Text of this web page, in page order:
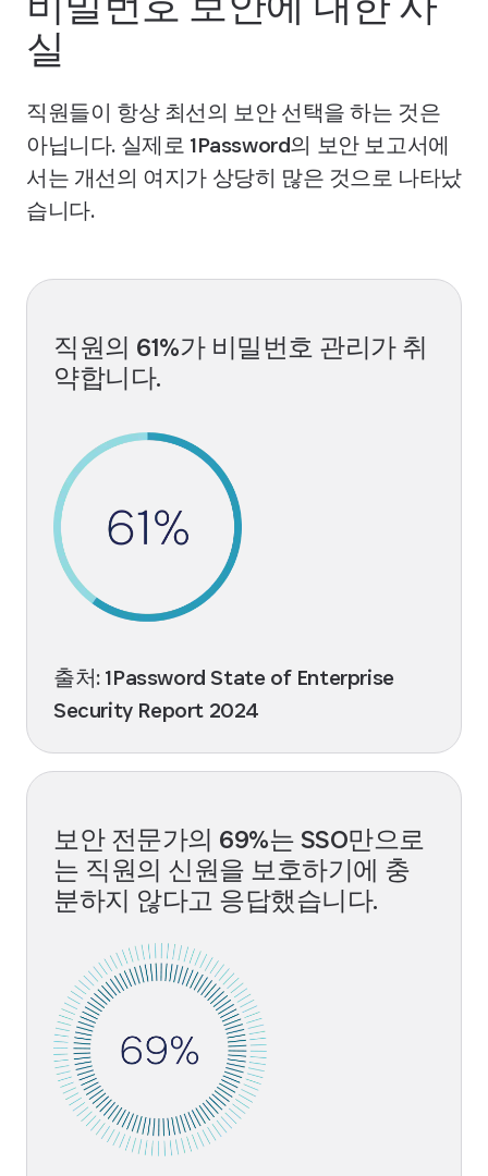
실
직원들이 항상 최선의 보안 선택을 하는 것은
아닙니다. 실제로 1Password의 보안 보고서에
서는 개선의 여지가 상당히 많은 것으로 나타났
습니다.
직원의 61%가 비밀번호 관리가 취
약합니다.
출처: 1Password State of Enterprise
Security Report 2024
보안 전문가의 69%는 SSO만으로
는 직원의 신원을 보호하기에 충
분하지 않다고 응답했습니다.